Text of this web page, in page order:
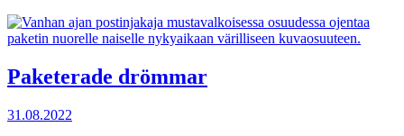
Paketerade drömmar
31.08.2022